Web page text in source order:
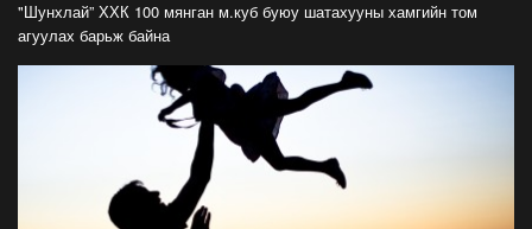
2026-07-21
"Улсын цолд хүрсэн бөхчүүдээс допинг
илрээгүй, аймгийн цолтой нэг бөхөөс илэрсэн
гэх имэйл ирсэн"
2026-07-21
Засгийн газрын хуралдаанаас гарсан
шийдвэрийг танилцуулж байна
"Шунхлай” ХХК 100 мянган м.куб буюу шатахууны хамгийн том
агуулах барьж байна